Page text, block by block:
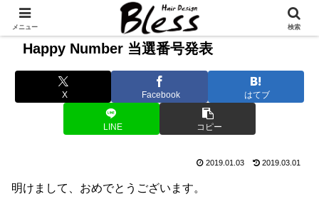
Happy Number 当選番号発表
X Facebook はてブ
LINE コピー
2019.01.03 2019.03.01
明けまして、おめでとうございます。
メニュー 検索